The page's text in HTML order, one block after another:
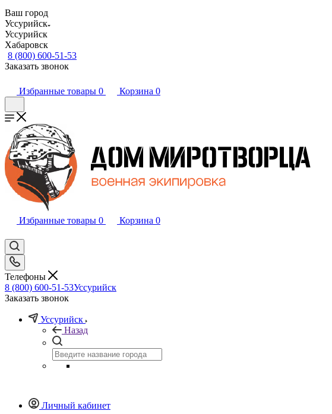
Ваш город
Уссурийск
Уссурийск
Хабаровск
8 (800) 600-51-53
Заказать звонок
Избранные товары 0 Корзина 0
Избранные товары 0 Корзина 0
Телефоны
8 (800) 600-51-53Уссурийск
Заказать звонок
Уссурийск
Назад
Личный кабинет